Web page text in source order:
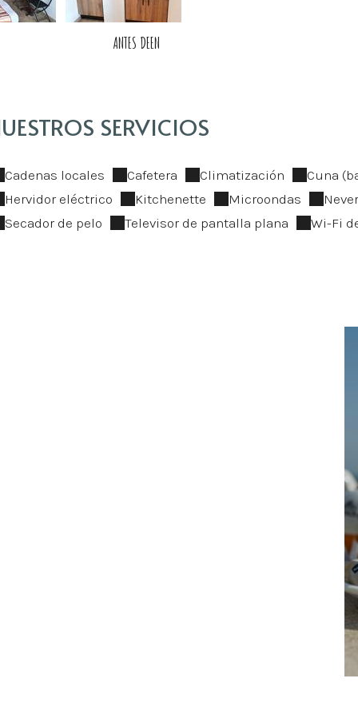
ANTES DEEN
SERVICIOS
Cadenas locales Cafetera Climatización
Cuna
Hervidor eléctrico
Kitchenette Microondas
Secador de pelo
Televisor de pantalla plana Wi-Fi